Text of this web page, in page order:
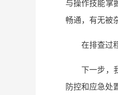
与操作技能掌
畅通，有无被
在排查过
下一步，
防控和应急处